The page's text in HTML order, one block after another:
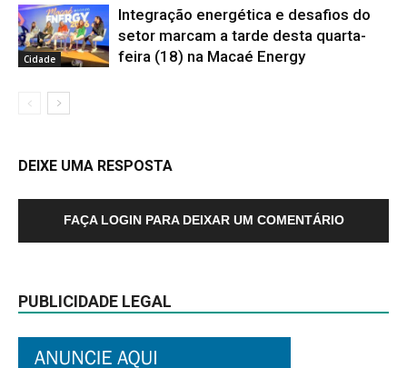
Cidade
Integração energética e desafios do
setor marcam a tarde desta quarta-
feira (18) na Macaé Energy
DEIXE UMA RESPOSTA
FAÇA LOGIN PARA DEIXAR UM COMENTÁRIO
PUBLICIDADE LEGAL